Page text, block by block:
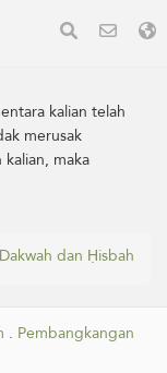
kalian telah
merusak
maka
Dakwah dan Ḥisbah
. Pembangkangan